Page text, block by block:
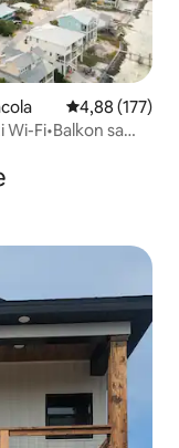
prosječna
4,88 (177)
Wi-Fi•Balkon sa
i ažurirana